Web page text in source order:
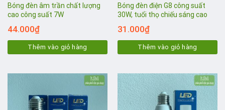
Bóng đèn âm trần chất lượng
cao công suất 7W
44.000₫
Thêm vào giỏ hàng
Bóng đèn điện G8 công suất
30W, tuổi thọ chiếu sáng cao
31.000₫
Thêm vào giỏ hàng